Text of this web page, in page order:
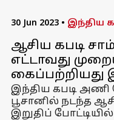
30 Jun 2023 • இந்திய
ஆசிய கபடி
எட்டாவது
கைப்பற்றியது
இந்திய கபடி
பூசானில் நடந்த
இறுதிப்